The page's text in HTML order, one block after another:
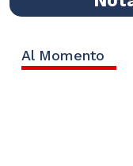
Al Momento